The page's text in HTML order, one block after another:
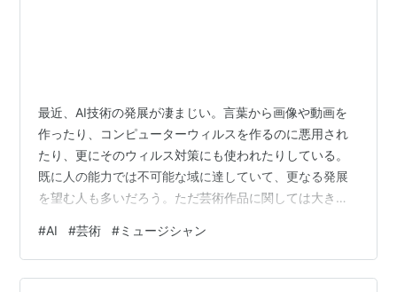
最近、AI技術の発展が凄まじい。言葉から画像や動画を
作ったり、コンピューターウィルスを作るのに悪用され
たり、更にそのウィルス対策にも使われたりしている。
既に人の能力では不可能な域に達していて、更なる発展
を望む人も多いだろう。ただ芸術作品に関しては大きな
れたビートルズっぽい楽曲を聴いたことがある。ビート
ルズではないが確かにビートルズっぽく、音も現代的で
淀みがなく広がりがあった。『こうやって他人が簡単に
#AI #芸術 #ミュージシャン